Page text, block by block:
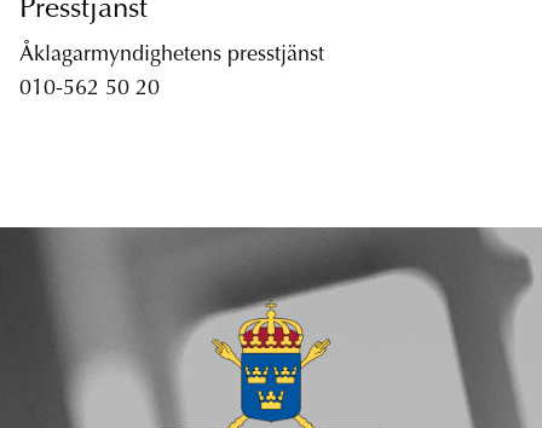
Presstjänst
Åklagarmyndighetens presstjänst
010-562 50 20